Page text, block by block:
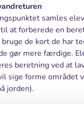
samles
at forberede en
de kort de har
gør mere færdige.
beretning ved at
sige forme området
jorden).
grupperne på skift om